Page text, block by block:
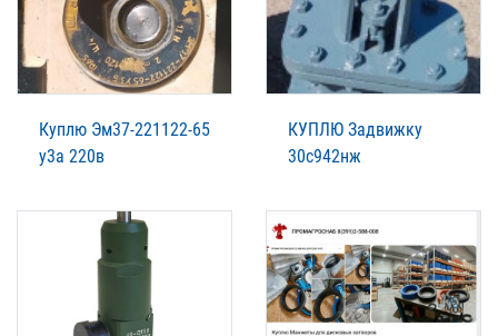
Куплю Эм37-221122-65
у3а 220в
КУПЛЮ Задвижку
30с942нж